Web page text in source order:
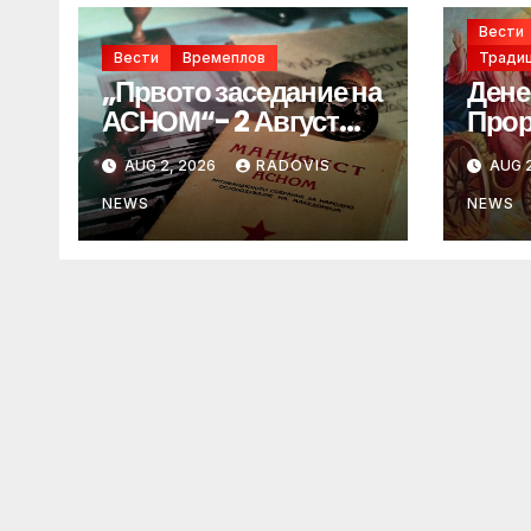
Вести Времеплов
„Првото заседание на
АСНОМ“- 2 Август
1944 год.
AUG 2, 2026 RADOVIS
NEWS
Вести
AUG
NEWS